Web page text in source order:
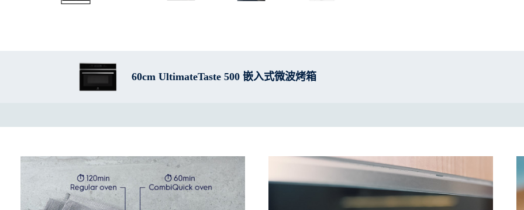
60cm UltimateTaste 500 嵌入式微波烤箱